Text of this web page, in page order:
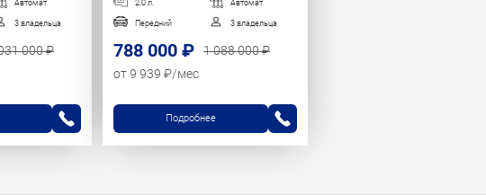
Автомат
3 владельца
000 ₽
2.0 л. Автомат
Передний 3 владельца
788 000 ₽
1 088 000 ₽
от 9 939 ₽/мес
Подробнее